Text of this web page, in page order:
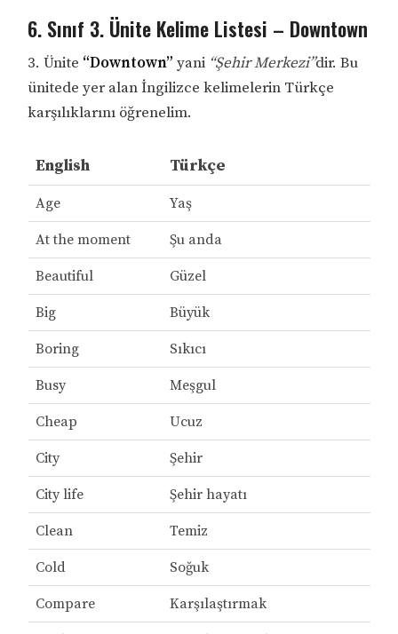
6. Sınıf 3. Ünite Kelime Listesi – Downtown
3. Ünite “Downtown” yani “Şehir Merkezi”dir. Bu
ünitede yer alan İngilizce kelimelerin Türkçe
karşılıklarını öğrenelim.
English Türkçe
Age Yaş
At the moment Şu anda
Beautiful Güzel
Big Büyük
Boring Sıkıcı
Busy Meşgul
Cheap Ucuz
City Şehir
City life Şehir hayatı
Clean Temiz
Cold Soğuk
Compare Karşılaştırmak